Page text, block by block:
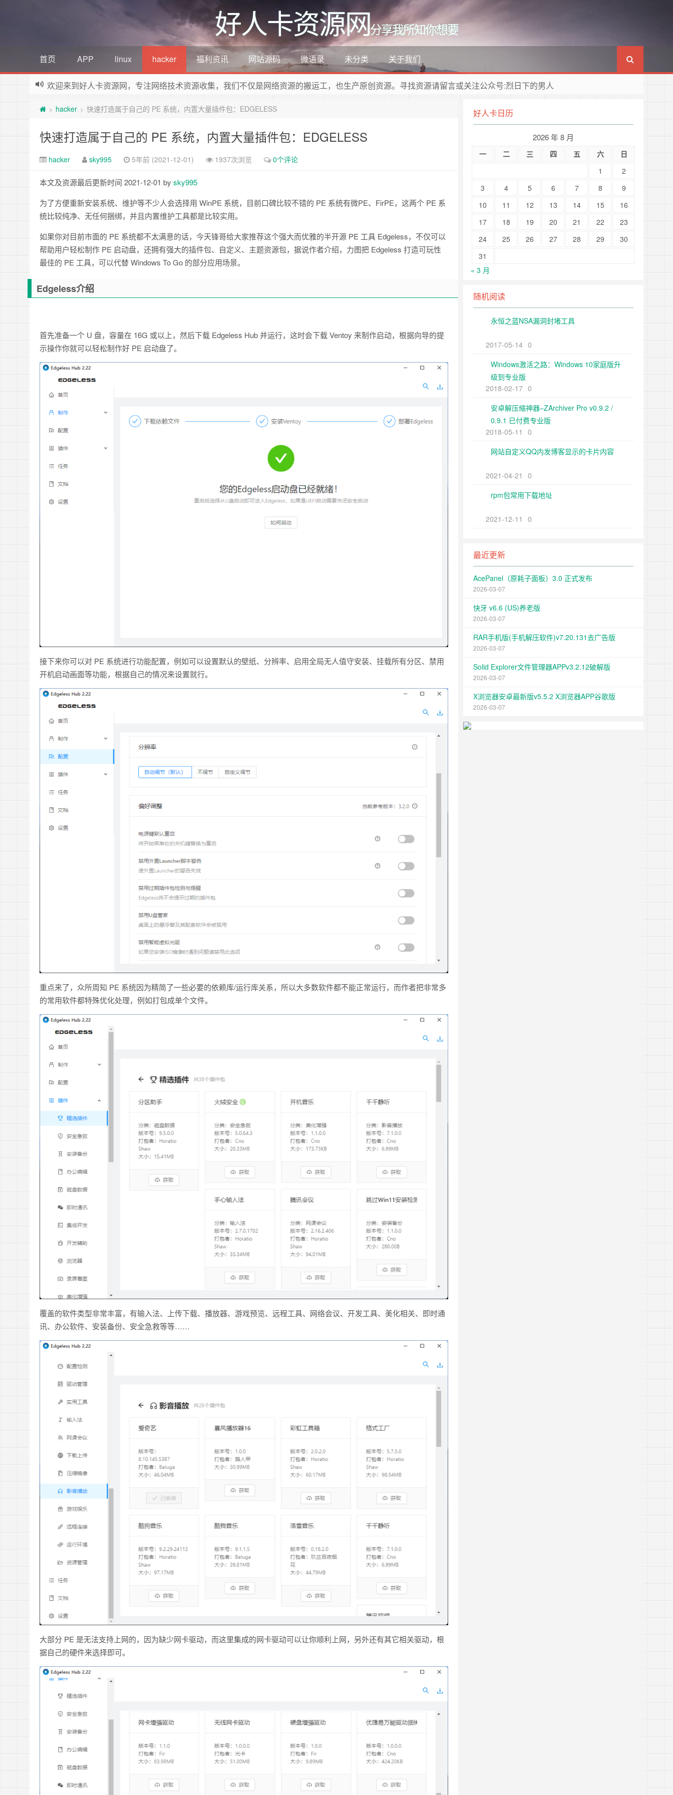
好人卡资源网分享我所知你想要
首页 APP linux hacker 福利资讯 网站源码 微语录 未分类 关于我们
欢迎来到好人卡资源网，专注网络技术资源收集，我们不仅是网络资源的搬运工，也生产原创资源。寻找资源请留言或关注公众号:烈日下的男人
> hacker > 快速打造属于自己的 PE 系统，内置大量插件包：EDGELESS
快速打造属于自己的 PE 系统，内置大量插件包：EDGELESS
hacker sky995 5年前 (2021-12-01) 1937次浏览 0个评论
本文及资源最后更新时间 2021-12-01 by sky995
为了方便重新安装系统、维护等不少人会选择用 WinPE 系统，目前口碑比较不错的 PE 系统有微PE、FirPE，这两个 PE 系
统比较纯净、无任何捆绑，并且内置维护工具都是比较实用。
如果你对目前市面的 PE 系统都不太满意的话，今天锋哥给大家推荐这个强大而优雅的半开源 PE 工具 Edgeless，不仅可以
帮助用户轻松制作 PE 启动盘，还拥有强大的插件包、自定义、主题资源包，据说作者介绍，力图把 Edgeless 打造可玩性
最佳的 PE 工具，可以代替 Windows To Go 的部分应用场景。
Edgeless介绍
首先准备一个 U 盘，容量在 16G 或以上，然后下载 Edgeless Hub 并运行，这时会下载 Ventoy 来制作启动，根据向导的提
示操作你就可以轻松制作好 PE 启动盘了。
接下来你可以对 PE 系统进行功能配置，例如可以设置默认的壁纸、分辨率、启用全局无人值守安装、挂载所有分区、禁用
开机启动画面等功能，根据自己的情况来设置就行。
重点来了，众所周知 PE 系统因为精简了一些必要的依赖库/运行库关系，所以大多数软件都不能正常运行，而作者把非常多
的常用软件都特殊优化处理，例如打包成单个文件。
覆盖的软件类型非常丰富，有输入法、上传下载、播放器、游戏预览、远程工具、网络会议、开发工具、美化相关、即时通
讯、办公软件、安装备份、安全急救等等……
大部分 PE 是无法支持上网的，因为缺少网卡驱动，而这里集成的网卡驱动可以让你顺利上网，另外还有其它相关驱动，根
据自己的硬件来选择即可。
好人卡日历
2026 年 8 月
一 二 三 四 五 六
日
1
2
3
4 5 6 7 8
9
10
11 12 13 14 15
16
17
18 19 20 21 22
23
24
25 26 27 28 29
30
31
« 3 月
随机阅读
永恒之蓝NSA漏洞封堵工具
2017-05-14 0
Windows激活之路：Windows 10家庭版升
级到专业版
2018-02-17 0
安卓解压缩神器–ZArchiver Pro v0.9.2 /
0.9.1 已付费专业版
2018-05-11
0
网站自定义QQ内发博客显示的卡片内容
2021-04-21
0
rpm包常用下载地址
2021-12-11 0
最近更新
AcePanel（原耗子面板）3.0 正式发布
2026-03-07
快牙 v6.6 (US)养老版
2026-03-07
RAR手机版(手机解压软件)v7.20.131去广告版
2026-03-07
Solid Explorer文件管理器APPv3.2.12破解版
2026-03-07
X浏览器安卓最新版v5.5.2 X浏览器APP谷歌版
2026-03-07